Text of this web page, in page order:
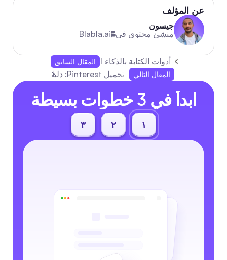
عن المؤلف
جيسون
منشئ محتوى في Blabla.ai
أدوات الكتابة بالذكاء الاصطناعي لوسائل التواصل
المقال السابق
المقال التالي
تحميل Pinterest: دليل كامل لعام 2026 لتنزيلات سريعة وعالية الدقة وأتمتة لفرق وسائل التواصل الاجتماعي
ابدأ في 3 خطوات بسيطة
١ ٢ ٣